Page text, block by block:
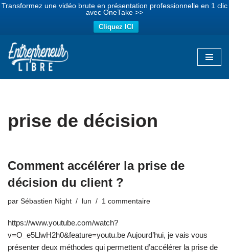
Transformez une vidéo brute en présentation professionnelle en 1 clic
avec OneTake >>
Cliquez ICI
Aller
prise de décision
Comment accélérer la prise de
décision du client ?
par Sébastien Night lun 1 commentaire
https://www.youtube.com/watch?
v=O_e5LlwH2h0&feature=youtu.be Aujourd’hui, je vais vous
présenter deux méthodes qui permettent d’accélérer la prise de